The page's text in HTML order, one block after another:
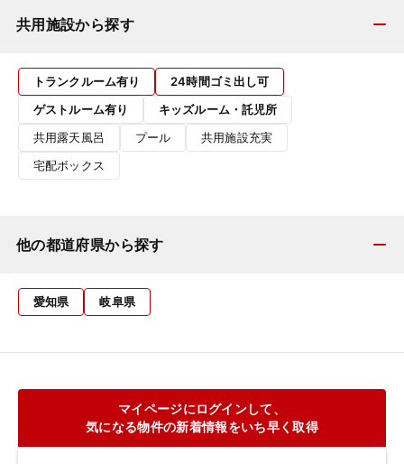
共用施設から探す
トランクルーム有り
24時間ゴミ出し可
ゲストルーム有り
キッズルーム・託児所
共用露天風呂
プール
共用施設充実
宅配ボックス
他の都道府県から探す
愛知県 岐阜県
マイページにログインして、
気になる物件の新着情報をいち早く取得